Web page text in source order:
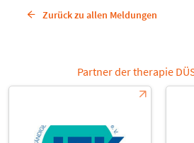
Zurück zu allen Meldungen
Partner der therapie